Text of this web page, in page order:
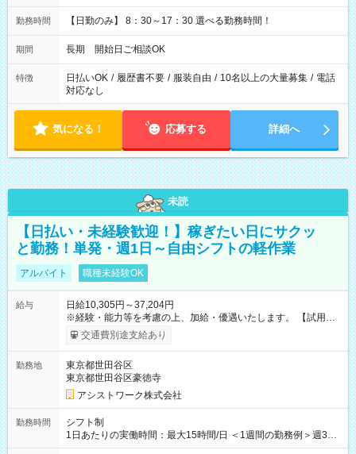
勤務時間 【日勤のみ】 8：30～17：30 選べる勤務時間！
期間 長期 開始日ご相談OK
特徴 日払いOK / 履歴書不要 / 服装自由 / 10名以上の大量募集 / 電話
対応なし
気になる！ 応募する 詳細へ
未読
【日払い・未経験歓迎！】稼ぎたい日にサクッ
と勤務！単発・週1日～自由シフトの軽作業
アルバイト 職種未経験OK
給与
日給10,305円～37,204円
※経験・能力等を考慮の上、加給・優遇いたします。 【試用期
間】試用期間なし
交通費別途支給あり
勤務地
東京都世田谷区
東京都世田谷区豪徳寺
アシストワーク株式会社
勤務時間
シフト制
1日あたりの実働時間：最大15時間/日 ＜1週間の勤務例＞週3回
勤務 勤務：月・水・金 休み：火・木・土・日 好きな時にお仕事